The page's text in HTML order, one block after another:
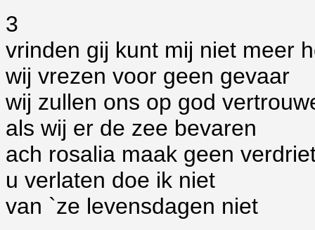
3
vrinden gij kunt mij niet meer
wij vrezen voor geen gevaar
wij zullen ons op god
als wij er de zee bevaren
ach rosalia maak geen
u verlaten doe ik niet
van `ze levensdagen niet